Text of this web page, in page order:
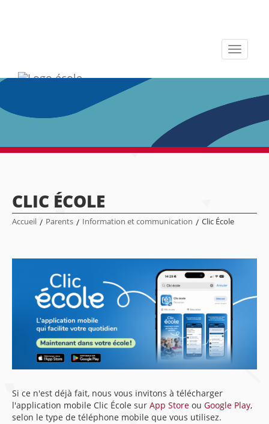
Toggle
CLIC ÉCOLE
Accueil / Parents / Information et communication / Clic École
Si ce n'est déjà fait, nous vous invitons à télécharger
l'application mobile Clic École sur App Store ou Google Play,
selon le type de téléphone mobile que vous utilisez.